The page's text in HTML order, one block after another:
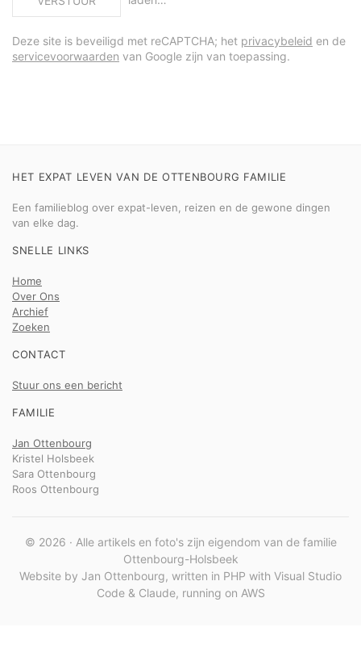
Deze site is beveiligd met reCAPTCHA; het privacybeleid en de
servicevoorwaarden van Google zijn van toepassing.
HET EXPAT LEVEN VAN DE OTTENBOURG FAMILIE
Een familieblog over expat-leven, reizen en de gewone dingen
van elke dag.
SNELLE LINKS
Home
Over Ons
Archief
Zoeken
CONTACT
Stuur ons een bericht
FAMILIE
Jan Ottenbourg
Kristel Holsbeek
Sara Ottenbourg
Roos Ottenbourg
© 2026 · Alle artikels en foto's zijn eigendom van de familie
Ottenbourg-Holsbeek
Website by Jan Ottenbourg, written in PHP with Visual Studio
Code & Claude, running on AWS